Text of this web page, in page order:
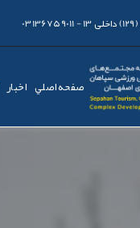
(129) داخلی 13 - 03136759011
صفحه اصلي اخبار